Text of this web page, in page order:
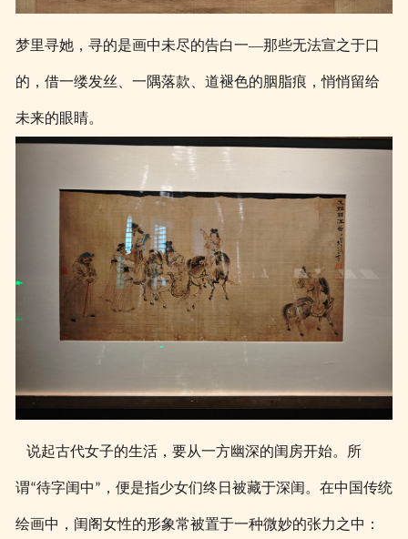
梦里寻她，寻的是画中未尽的告白一—那些无法宣之于口
的，借一缕发丝、一隅落款、道褪色的胭脂痕，悄悄留给
未来的眼睛。
说起古代女子的生活，要从一方幽深的闺房开始。所
谓“待字闺中” ，便是指少女们终日被藏于深闺。在中国传统
绘画中，闺阁女性的形象常被置于一种微妙的张力之中：